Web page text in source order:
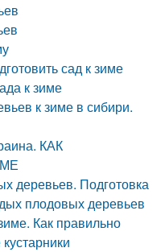
сад к зиме
к зиме
к зиме в сибири.
КАК
деревьев. Подготовка
плодовых деревьев
Как правильно